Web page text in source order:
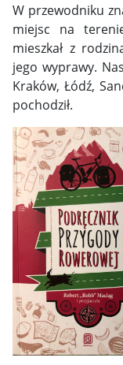
W przewodniku
miejsc na
mieszkał z
jego wyprawy.
Kraków, Łódź,
pochodził.